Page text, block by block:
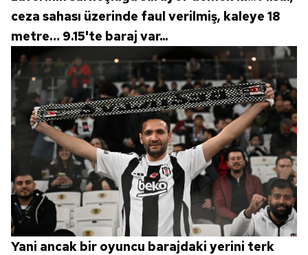
ceza sahası üzerinde faul verilmiş, kaleye 18
metre… 9.15'te baraj var...
Yani ancak bir oyuncu barajdaki yerini terk